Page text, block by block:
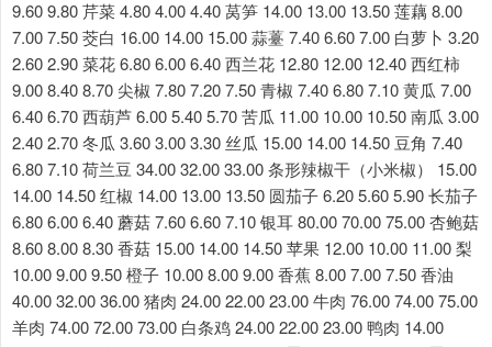
9.60 9.80 芹菜 4.80 4.00 4.40 莴笋 14.00 13.00 13.50 莲藕 8.00
7.00 7.50 茭白 16.00 14.00 15.00 蒜薹 7.40 6.60 7.00 白萝卜 3.20
2.60 2.90 菜花 6.80 6.00 6.40 西兰花 12.80 12.00 12.40 西红柿
9.00 8.40 8.70 尖椒 7.80 7.20 7.50 青椒 7.40 6.80 7.10 黄瓜 7.00
6.40 6.70 西葫芦 6.00 5.40 5.70 苦瓜 11.00 10.00 10.50 南瓜 3.00
2.40 2.70 冬瓜 3.60 3.00 3.30 丝瓜 15.00 14.00 14.50 豆角 7.40
6.80 7.10 荷兰豆 34.00 32.00 33.00 条形辣椒干（小米椒） 15.00
14.00 14.50 红椒 14.00 13.00 13.50 圆茄子 6.20 5.60 5.90 长茄子
6.80 6.00 6.40 蘑菇 7.60 6.60 7.10 银耳 80.00 70.00 75.00 杏鲍菇
8.60 8.00 8.30 香菇 15.00 14.00 14.50 苹果 12.00 10.00 11.00 梨
10.00 9.00 9.50 橙子 10.00 8.00 9.00 香蕉 8.00 7.00 7.50 香油
40.00 32.00 36.00 猪肉 24.00 22.00 23.00 牛肉 76.00 74.00 75.00
羊肉 74.00 72.00 73.00 白条鸡 24.00 22.00 23.00 鸭肉 14.00